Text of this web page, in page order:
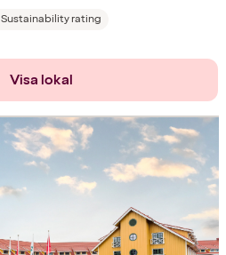
Sustainability rating
Visa lokal